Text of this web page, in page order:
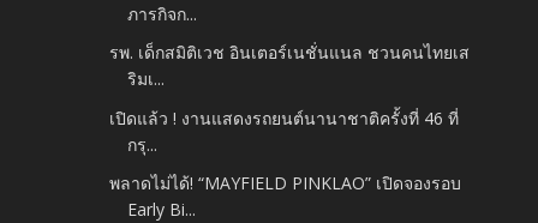
ภารกิจก...
รพ. เด็กสมิติเวช อินเตอร์เนชั่นแนล ชวนคนไทยเส
ริมเ...
เปิดแล้ว ! งานแสดงรถยนต์นานาชาติครั้งที่ 46 ที่
กรุ...
พลาดไม่ได้! “MAYFIELD PINKLAO” เปิดจองรอบ
Early Bi...